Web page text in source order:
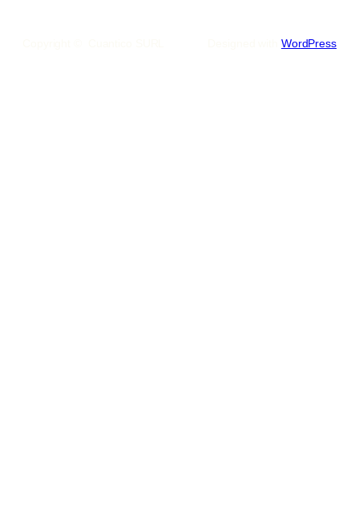
WordPress